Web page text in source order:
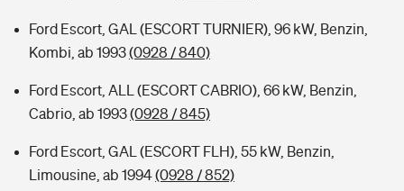
Ford Escort, GAL (ESCORT TURNIER), 96 kW, Benzin,
Kombi, ab 1993(0928 / 840)
Ford Escort, ALL (ESCORT CABRIO), 66 kW, Benzin,
Cabrio, ab 1993(0928 / 845)
Ford Escort, GAL (ESCORT FLH), 55 kW, Benzin,
Limousine, ab 1994(0928 / 852)